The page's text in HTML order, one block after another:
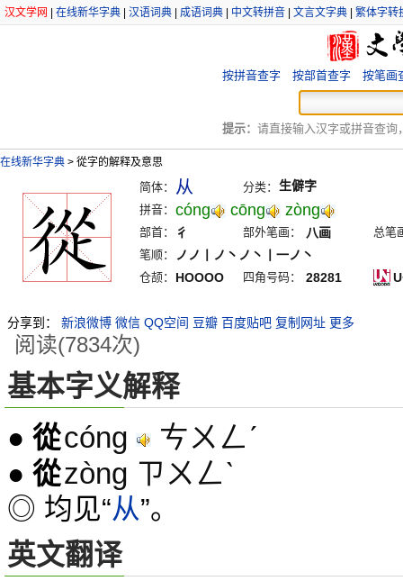
汉文学网 在线新华字典 汉语词典 成语词典 中文转拼音 文言文字典 繁体字转
按拼音查字 按部首查字 按笔画
提示： 请直接输入汉字或拼音查询
在线新华字典 > 從字的解释及意思
简体： 从 分类： 生僻字
拼音： cóng cōng zòng
部首： 彳 部外笔画： 八画
总笔
笔顺：
ノノ丨ノ丶ノ丶丨一ノ丶
仓颉： HOOOO 四角号码： 28281
分享到： 新浪微博 微信 QQ空间 豆瓣 百度贴吧 复制网址 更多
阅读(7834次)
基本字义解释
● 從cóng ㄘㄨㄥˊ
● 從zòng ㄗㄨㄥˋ
◎ 均见“从”。
英文翻译